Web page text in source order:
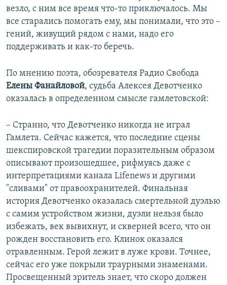
везло, с ним все время что-то приключалось. Мы
все старались помогать ему, мы понимали, что это –
гений, живущий рядом с нами, надо его
поддерживать и как-то беречь.
По мнению поэта, обозревателя Радио Свобода
Елены Фанайловой, судьба Алексея Девотченко
оказалась в определенном смысле гамлетовской:
– Странно, что Девотченко никогда не играл
Гамлета. Cейчас кажется, что последние сцены
шекспировской трагедии поразительным образом
описывают произошедшее, рифмуясь даже с
интерпретациями канала Lifenews и другими
"сливами" от правоохранителей. Финальная
история Девотченко оказалась смертельной дуэлью
с самим устройством жизни, дуэли нельзя было
избежать, век вывихнут, и скверней всего, что он
рожден восстановить его. Клинок оказался
отравленным. Герой лежит в луже крови. Точнее,
сейчас его уже покрыли траурными знаменами.
Просвещенный зритель знает, что скоро должен